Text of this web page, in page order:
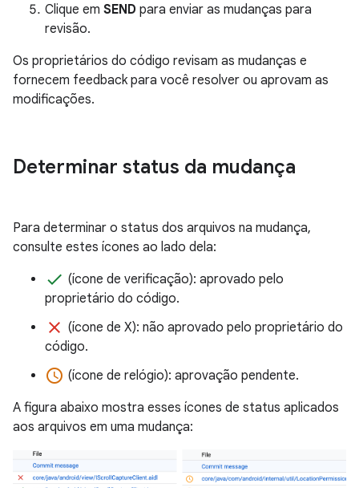
Clique em SEND para enviar as mudanças para
revisão.
Os proprietários do código revisam as mudanças e
fornecem feedback para você resolver ou aprovam as
modificações.
Determinar status da mudança
Para determinar o status dos arquivos na mudança,
consulte estes ícones ao lado dela:
done (ícone de verificação): aprovado pelo
proprietário do código.
clear (ícone de X): não aprovado pelo proprietário do
código.
access_time (ícone de relógio): aprovação pendente.
A figura abaixo mostra esses ícones de status aplicados
aos arquivos em uma mudança: